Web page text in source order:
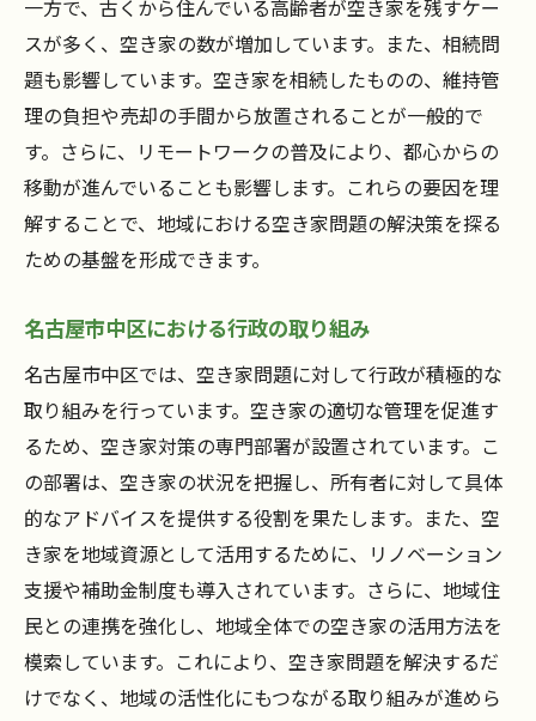
管理ノウハウが生む自治体の強み
成功事例に学ぶ最適な管理方法
地域コミュニティとの連携方法
碧南市の取り組みから得る教訓
管理体制の構築と維持の重要性
名古屋市中区から見る空き家対策の新しいステ
新たな空き家対策の必要性と背景
名古屋市中区における今後の計画
地域特性を考慮した対策の提案
空き家問題解決に向けた革新策
他地域に展開可能な対策モデル
持続可能な地域社会を目指して
一方で、古くから住んでいる高齢者が空き家を残すケー
スが多く、空き家の数が増加しています。また、相続問
題も影響しています。空き家を相続したものの、維持管
理の負担や売却の手間から放置されることが一般的で
す。さらに、リモートワークの普及により、都心からの
移動が進んでいることも影響します。これらの要因を理
解することで、地域における空き家問題の解決策を探る
ための基盤を形成できます。
名古屋市中区における行政の取り組み
名古屋市中区では、空き家問題に対して行政が積極的な
取り組みを行っています。空き家の適切な管理を促進す
るため、空き家対策の専門部署が設置されています。こ
の部署は、空き家の状況を把握し、所有者に対して具体
的なアドバイスを提供する役割を果たします。また、空
き家を地域資源として活用するために、リノベーション
支援や補助金制度も導入されています。さらに、地域住
民との連携を強化し、地域全体での空き家の活用方法を
模索しています。これにより、空き家問題を解決するだ
けでなく、地域の活性化にもつながる取り組みが進めら